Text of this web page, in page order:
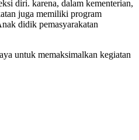
diri. karena, dalam kementerian,
juga memiliki program
didik pemasyarakatan
untuk memaksimalkan kegiatan